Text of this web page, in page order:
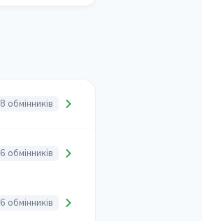
8 обмінників
6 обмінників
6 обмінників